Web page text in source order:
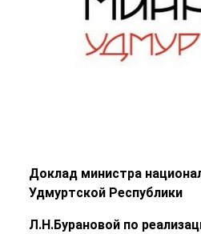
Доклад министра
Удмуртской Республики
Л.Н.Бурановой по